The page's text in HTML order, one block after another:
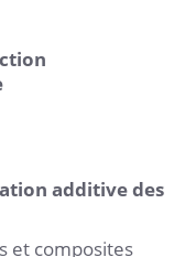
additive des
et composites